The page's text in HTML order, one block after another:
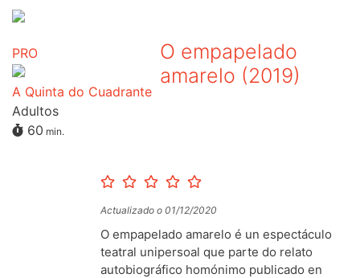
PRO
A Quinta do Cuadrante
Adultos
60 min.
O empapelado
amarelo (2019)
Actualizado o 01/12/2020
O empapelado amarelo é un espectáculo
teatral unipersoal que parte do relato
autobiográfico homónimo publicado en